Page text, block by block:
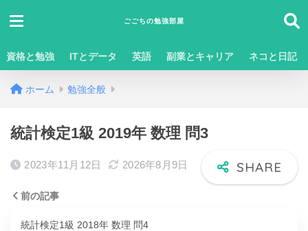
ごごちの勉強部屋
資格と勉強 ITとデータ 英語 副業とキャリア ネコと日記
ホーム 勉強全般
統計検定1級 2019年 数理 問3
2023年11月12日 2026年8月9日
前の記事
統計検定1級 2018年 数理 問4